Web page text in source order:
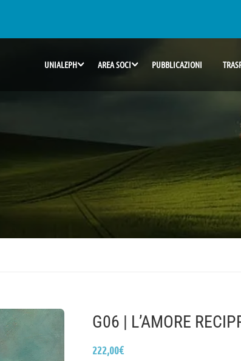
UNIALEPH AREA SOCI PUBBLICAZIONI
G06 | L’AMORE
222,00€